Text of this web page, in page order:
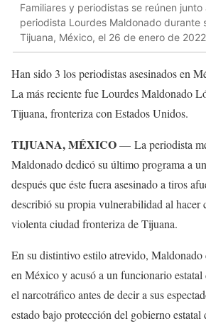
Familiares y periodistas se reúnen
periodista Lourdes Maldonado durante
Tijuana, México, el 26 de enero de
Han sido 3 los periodistas asesinados en
La más reciente fue Lourdes Maldonado
Tijuana, fronteriza con Estados Unidos.
TIJUANA, MÉXICO— La periodista
Maldonado dedicó su último programa a
después que éste fuera asesinado a tiros
describió su propia vulnerabilidad al hacer
violenta ciudad fronteriza de Tijuana.
En su distintivo estilo atrevido,
en México y acusó a un funcionario
el narcotráfico antes de decir a sus
estado bajo protección del gobierno estatal